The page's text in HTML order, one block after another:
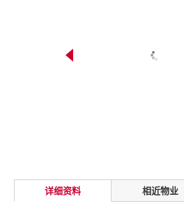
详细资料 相近物业